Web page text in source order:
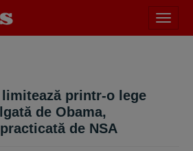
meniu
limitează printr-o lege
de Obama,
de NSA